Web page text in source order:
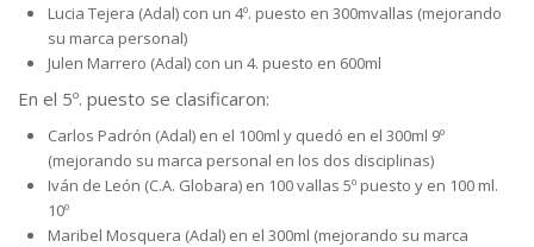
Lucia Tejera (Adal) con un 4º. puesto en 300mvallas (mejorando
su marca personal)
Julen Marrero (Adal) con un 4. puesto en 600ml
En el 5º. puesto se clasificaron:
Carlos Padrón (Adal) en el 100ml y quedó en el 300ml 9º
(mejorando su marca personal en los dos disciplinas)
Iván de León (C.A. Globara) en 100 vallas 5º puesto y en 100 ml.
10º
Maribel Mosquera (Adal) en el 300ml (mejorando su marca